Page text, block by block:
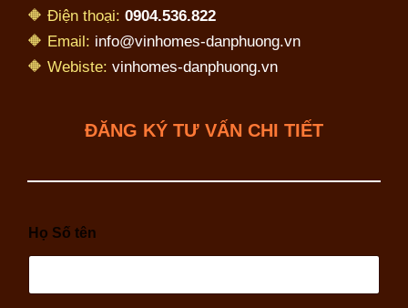
🔶 Điện thoại: 0904.536.822
🔶 Email: info@vinhomes-danphuong.vn
🔶 Webiste: vinhomes-danphuong.vn
ĐĂNG KÝ TƯ VẤN CHI TIẾT
Họ Số tên